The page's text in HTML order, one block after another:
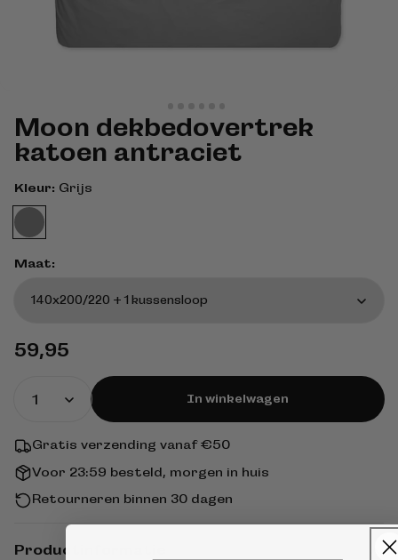
Moon dekbedovertrek
katoen antraciet
Kleur: Grijs
Maat:
Normale
59,95
In winkelwagen
Gratis verzending vanaf €50
Voor 23:59 besteld, morgen in huis
Retourneren binnen 30 dagen
Productinformatie